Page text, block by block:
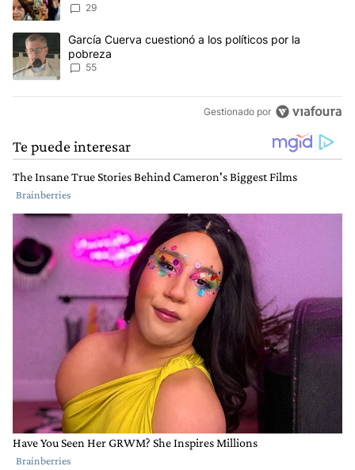
reclamos al Gobierno
29
Un artículo de tendencia con el título "García Cuerva cuestionó
García Cuerva cuestionó a los políticos por la
pobreza
55
Gestionado por